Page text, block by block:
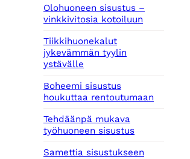
Olohuoneen sisustus –
vinkkivitosia kotoiluun
Tiikkihuonekalut
jykevämmän tyylin
ystävälle
Boheemi sisustus
houkuttaa rentoutumaan
Tehdäänpä mukava
työhuoneen sisustus
Samettia sisustukseen